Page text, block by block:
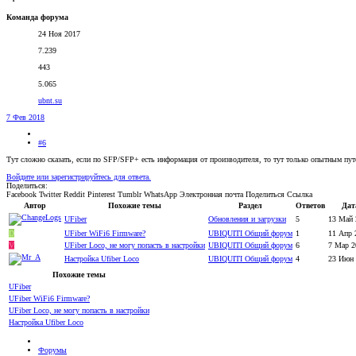
Команда форума
24 Ноя 2017
7.239
443
5.065
ubnt.su
7 Фев 2018
#6
Тут сложно сказать, если по SFP/SFP+ есть информация от производителя, то тут только опытным
Войдите или зарегистрируйтесь для ответа.
Поделиться:
Facebook Twitter Reddit Pinterest Tumblr WhatsApp Электронная почта Поделиться Ссылка
Автор
Похожие темы Раздел Ответов
UFiber
Обновления и загрузки 5
13 Май
D
UFiber WiFi6 Firmware? UBIQUITI Общий форум 1
11 Апр
V
UFiber Loco, не могу попасть в настройки UBIQUITI Общий форум 6
7 Мар
Настройка Ufiber Loco
UBIQUITI Общий форум 4
23 Июн
Похожие темы
UFiber
UFiber WiFi6 Firmware?
UFiber Loco, не могу попасть в настройки
Настройка Ufiber Loco
Форумы